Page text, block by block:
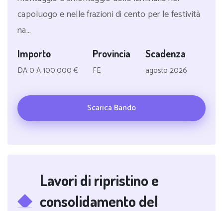
capoluogo e nelle frazioni di cento per le festività
na...
Importo
DA 0 A 100.000 €
Provincia
FE
Scadenza
agosto 2026
Scarica Bando
Lavori di ripristino e
consolidamento del